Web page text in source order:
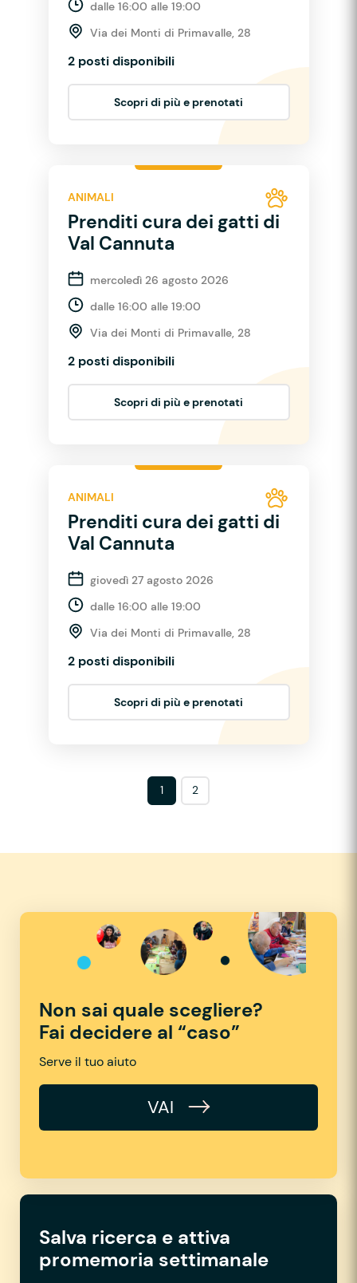
dalle 16:00 alle 19:00
Via dei Monti di Primavalle, 28
2 posti disponibili
Scopri di più e prenotati
ANIMALI
Prenditi cura dei gatti di
Val Cannuta
mercoledì 26 agosto 2026
dalle 16:00 alle 19:00
Via dei Monti di Primavalle, 28
2 posti disponibili
Scopri di più e prenotati
ANIMALI
Prenditi cura dei gatti di
Val Cannuta
giovedì 27 agosto 2026
dalle 16:00 alle 19:00
Via dei Monti di Primavalle, 28
2 posti disponibili
Scopri di più e prenotati
1 2
Non sai quale scegliere?
Fai decidere al “caso”
Serve il tuo aiuto
VAI
Salva ricerca e attiva
promemoria settimanale